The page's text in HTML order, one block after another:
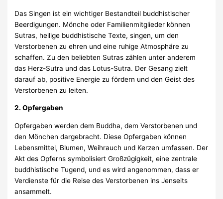
Das Singen ist ein wichtiger Bestandteil buddhistischer
Beerdigungen. Mönche oder Familienmitglieder können
Sutras, heilige buddhistische Texte, singen, um den
Verstorbenen zu ehren und eine ruhige Atmosphäre zu
schaffen. Zu den beliebten Sutras zählen unter anderem
das Herz-Sutra und das Lotus-Sutra. Der Gesang zielt
darauf ab, positive Energie zu fördern und den Geist des
Verstorbenen zu leiten.
2. Opfergaben
Opfergaben werden dem Buddha, dem Verstorbenen und
den Mönchen dargebracht. Diese Opfergaben können
Lebensmittel, Blumen, Weihrauch und Kerzen umfassen. Der
Akt des Opferns symbolisiert Großzügigkeit, eine zentrale
buddhistische Tugend, und es wird angenommen, dass er
Verdienste für die Reise des Verstorbenen ins Jenseits
ansammelt.